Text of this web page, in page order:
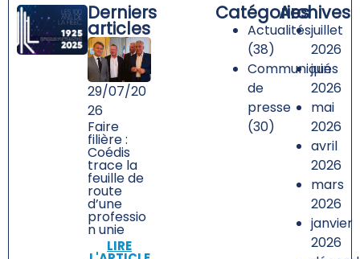
Catégories
Actualités
(38)
Communiqués
de
presse
(30)
Derniers
articles
29/07/20
26
Faire
filière :
Coédis
trace la
feuille de
route
d’une
professio
n unie
LIRE
Archives
juillet
2026
juin
2026
mai
2026
avril
2026
mars
2026
janvier
2026